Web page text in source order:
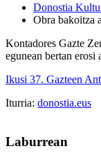
Donostia
Obra bakoitza
Kontadores Gazte
egunean bertan
Ikusi 37. Gazteen
Iturria: donostia.eus
Laburrean